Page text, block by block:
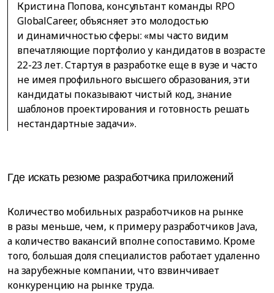
Кристина Попова, консультант команды RPO
GlobalCareer, объясняет это молодостью
и динамичностью сферы: «мы часто видим
впечатляющие портфолио у кандидатов в возрасте
22-23 лет. Стартуя в разработке еще в вузе и часто
не имея профильного высшего образования, эти
кандидаты показывают чистый код, знание
шаблонов проектирования и готовность решать
нестандартные задачи».
Где искать резюме разработчика приложений
Количество мобильных разработчиков на рынке
в разы меньше, чем, к примеру разработчиков Java,
а количество вакансий вполне сопоставимо. Кроме
того, большая доля специалистов работает удаленно
на зарубежные компании, что взвинчивает
конкуренцию на рынке труда.